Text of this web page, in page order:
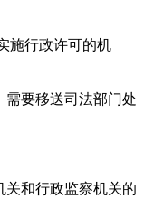
施行政许可的机
要移送司法部门处
和行政监察机关的